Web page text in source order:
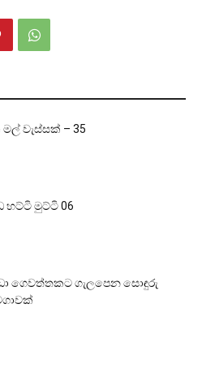
වැස්සක් – 35
මුට්ටි 06
ගෙවත්තකට ගැලපෙන සොඳුරු